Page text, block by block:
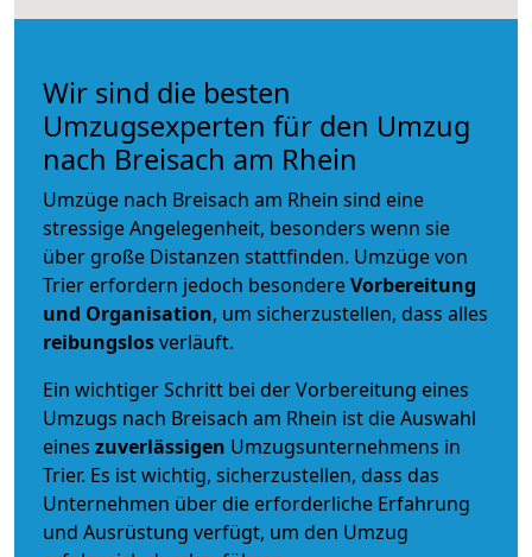
Wir sind die besten
Umzugsexperten für den Umzug
nach Breisach am Rhein
Umzüge nach Breisach am Rhein sind eine
stressige Angelegenheit, besonders wenn sie
über große Distanzen stattfinden. Umzüge von
Trier erfordern jedoch besondereVorbereitung
und Organisation, um sicherzustellen, dass alles
reibungslosverläuft.
Ein wichtiger Schritt bei der Vorbereitung eines
Umzugs nach Breisach am Rhein ist die Auswahl
eines zuverlässigen Umzugsunternehmens in
Trier. Es ist wichtig, sicherzustellen, dass das
Unternehmen über die erforderliche Erfahrung
und Ausrüstung verfügt, um den Umzug